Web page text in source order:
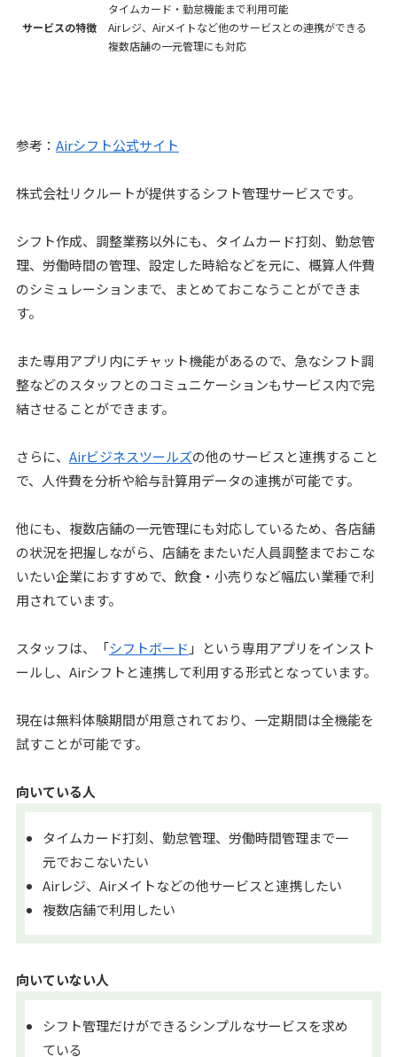
サービスの特徴
タイムカード・勤怠機能まで利用可能
Airレジ、Airメイトなど他のサービスとの連携ができる
複数店舗の一元管理にも対応
参考： Airシフト公式サイト
株式会社リクルートが提供するシフト管理サービスです。
シフト作成、調整業務以外にも、タイムカード打刻、勤怠管
理、労働時間の管理、設定した時給などを元に、概算人件費
のシミュレーションまで、まとめておこなうことができま
す。
また専用アプリ内にチャット機能があるので、急なシフト調
整などのスタッフとのコミュニケーションもサービス内で完
結させることができます。
さらに、 Airビジネスツールズの他のサービスと連携すること
で、人件費を分析や給与計算用データの連携が可能です。
他にも、複数店舗の一元管理にも対応しているため、各店舗
の状況を把握しながら、店舗をまたいだ人員調整までおこな
いたい企業におすすめで、飲食・小売りなど幅広い業種で利
用されています。
スタッフは、「シフトボード 」という専用アプリをインスト
ールし、Airシフトと連携して利用する形式となっています。
現在は無料体験期間が用意されており、一定期間は全機能を
試すことが可能です。
向いている人
タイムカード打刻、勤怠管理、労働時間管理まで一
元でおこないたい
Airレジ、Airメイトなどの他サービスと連携したい
複数店舗で利用したい
向いていない人
シフト管理だけができるシンプルなサービスを求め
ている